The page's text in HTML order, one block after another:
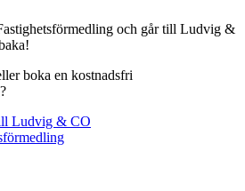
och går till Ludvig &
boka en kostnadsfri
Ludvig & CO